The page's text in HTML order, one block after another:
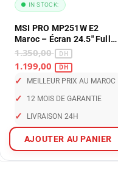
MSI PRO MP251W E2
Maroc – Écran 24.5″ Full
HD 100Hz – Moniteur Pro
Blanc – Maroc
1.350,00
IN STOCK:
✓ MEILLEUR PRIX AU MAROC
✓ 12 MOIS DE GARANTIE
✓ LIVRAISON 24H
AJOUTER AU PANIER